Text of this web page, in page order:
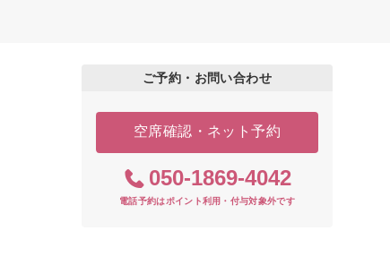
ご予約・お問い合わせ
空席確認・ネット予約
050-1869-4042
電話予約はポイント利用・付与対象外です